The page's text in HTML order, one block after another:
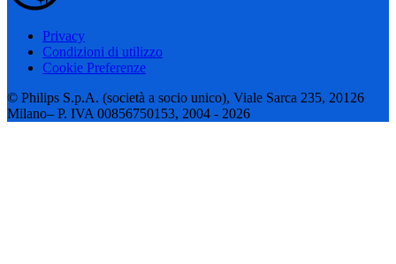
Privacy
Condizioni di utilizzo
Cookie Preferenze
© Philips S.p.A. (società a socio unico), Viale Sarca 235, 20126
Milano– P. IVA 00856750153, 2004 - 2026